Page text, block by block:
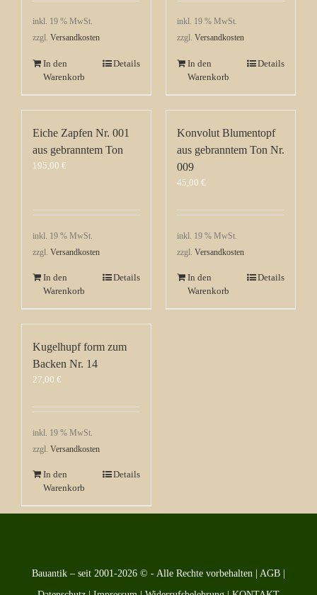
inkl. 19 % MwSt.
zzgl. Versandkosten
In den
Warenkorb
Details
inkl. 19 % MwSt.
zzgl. Versandkosten
In den
Warenkorb
Details
Eiche Zapfen Nr. 001
aus gebranntem Ton
195,00 €
inkl. 19 % MwSt.
zzgl. Versandkosten
In den
Warenkorb
Details
Konvolut Blumentopf
aus gebranntem Ton Nr.
009
45,00 €
inkl. 19 % MwSt.
zzgl. Versandkosten
In den
Warenkorb
Details
Kugelhupf form zum
Backen Nr. 14
27,00 €
inkl. 19 % MwSt.
zzgl. Versandkosten
In den
Warenkorb
Details
Bauantik – seit 2001-2026 © - Alle Rechte vorbehalten | AGB